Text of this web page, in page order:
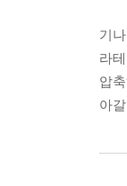
기
라
압
아